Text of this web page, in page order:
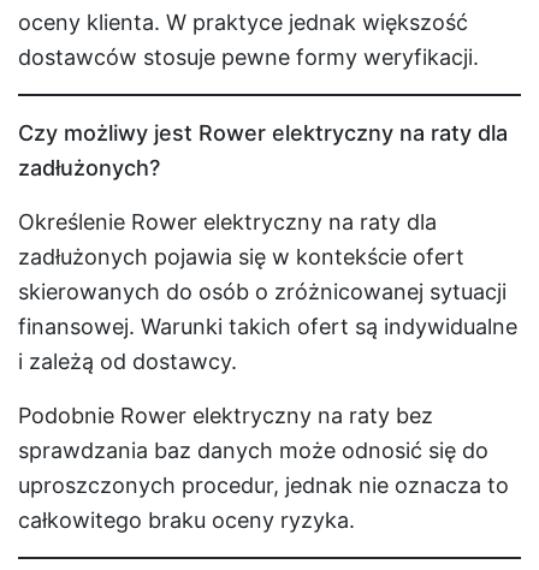
oceny klienta. W praktyce jednak większość
dostawców stosuje pewne formy weryfikacji.
Czy możliwy jest Rower elektryczny na raty dla
zadłużonych?
Określenie Rower elektryczny na raty dla
zadłużonych pojawia się w kontekście ofert
skierowanych do osób o zróżnicowanej sytuacji
finansowej. Warunki takich ofert są indywidualne
i zależą od dostawcy.
Podobnie Rower elektryczny na raty bez
sprawdzania baz danych może odnosić się do
uproszczonych procedur, jednak nie oznacza to
całkowitego braku oceny ryzyka.